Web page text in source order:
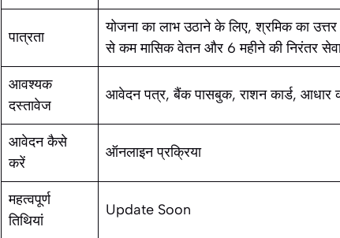
पात्रता
योजना का लाभ उठाने के लिए, श्रमिक का
से कम मासिक वेतन और 6 महीने की निरंतर
आवश्यक
दस्तावेज
आवेदन पत्र, बैंक पासबुक, राशन कार्ड, आधार
आवेदन कैसे
करें
ऑनलाइन प्रक्रिया
महत्वपूर्ण
तिथियां
Update Soon